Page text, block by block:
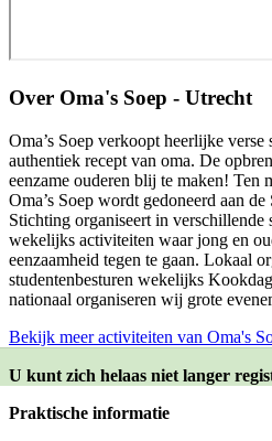
Over Oma's Soep - Utrecht
Oma’s Soep verkoopt heerlijke verse
authentiek recept van oma. De
eenzame ouderen blij te maken! Ten
Oma’s Soep wordt gedoneerd aan
Stichting organiseert in verschillende
wekelijks activiteiten waar jong en
eenzaamheid tegen te gaan. Lokaal
studentenbesturen wekelijks
nationaal organiseren wij grote
Bekijk meer activiteiten van Oma's
U kunt zich helaas niet langer
Praktische informatie